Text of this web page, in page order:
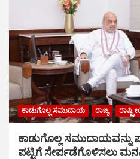
ಕಾಡುಗೊಲ್ಲ ಸಮುದಾಯ ರಾಜ್ಯ
ಕಾಡುಗೊಲ್ಲ ಸಮುದಾಯವನ್ನು
ಪಟ್ಟಿಗೆ ಸೇರ್ಪಡೆಗೊಳಿಸಲು